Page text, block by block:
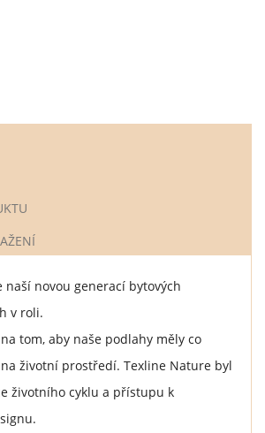
naší novou generací bytových
v roli.
tom, aby naše podlahy měly co
životní prostředí. Texline Nature byl
životního cyklu a přístupu k